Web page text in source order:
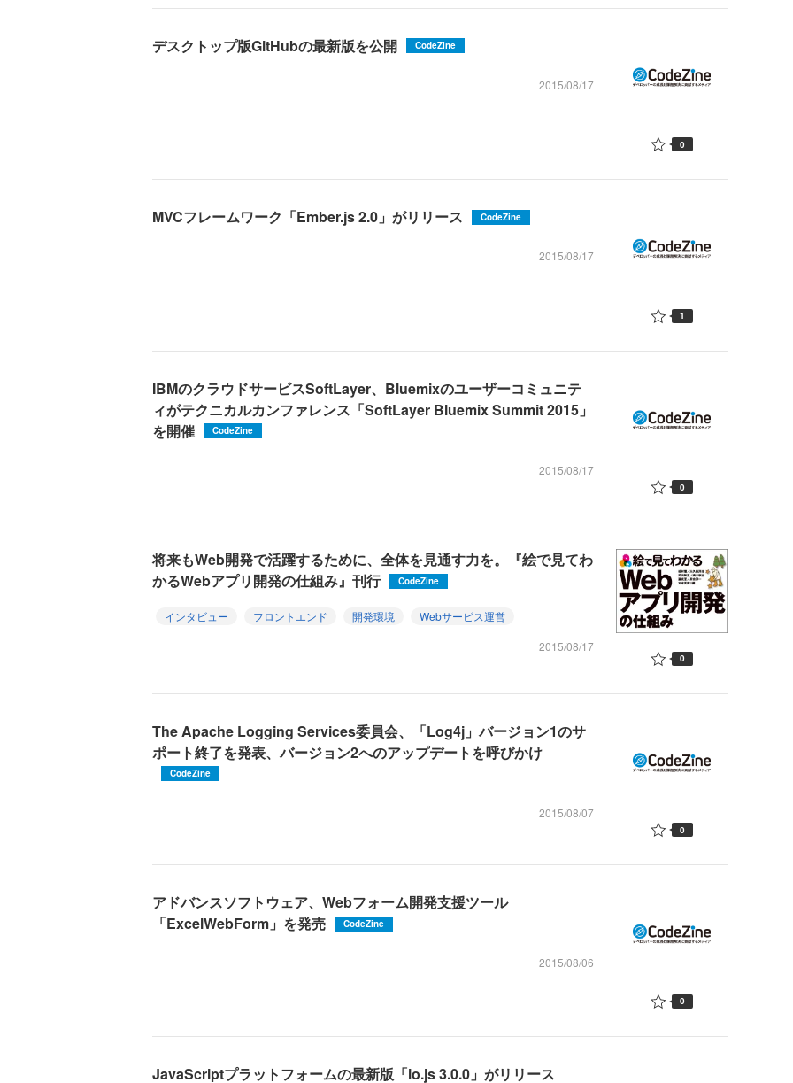
デスクトップ版GitHubの最新版を公開 CodeZine
2015/08/17
0
MVCフレームワーク「Ember.js 2.0」がリリース CodeZine
2015/08/17
1
IBMのクラウドサービスSoftLayer、Bluemixのユーザーコミュニテ
ィがテクニカルカンファレンス「SoftLayer Bluemix Summit 2015」
を開催
CodeZine
2015/08/17
0
将来もWeb開発で活躍するために、全体を見通す力を。『絵で見てわ
かるWebアプリ開発の仕組み』刊行
CodeZine
インタビュー フロントエンド 開発環境
Webサービス運営
2015/08/17
0
The Apache Logging Services委員会、「Log4j」バージョン1のサ
ポート終了を発表、バージョン2へのアップデートを呼びかけ
CodeZine
2015/08/07
0
アドバンスソフトウェア、Webフォーム開発支援ツール
「ExcelWebForm」を発売
CodeZine
2015/08/06
0
JavaScriptプラットフォームの最新版「io.js 3.0.0」がリリース